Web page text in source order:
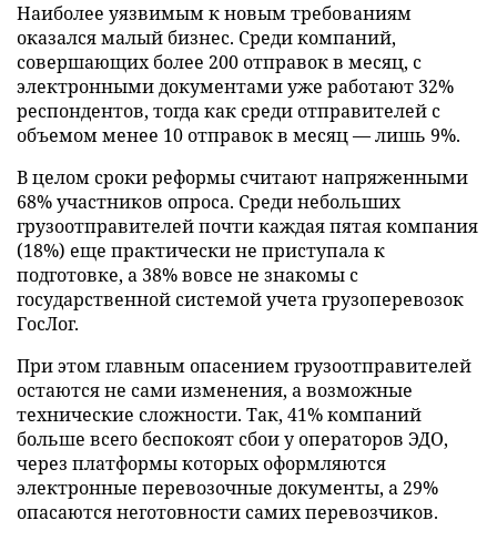
Наиболее уязвимым к новым требованиям
оказался малый бизнес. Среди компаний,
совершающих более 200 отправок в месяц, с
электронными документами уже работают 32%
респондентов, тогда как среди отправителей с
объемом менее 10 отправок в месяц — лишь 9%.
В целом сроки реформы считают напряженными
68% участников опроса. Среди небольших
грузоотправителей почти каждая пятая компания
(18%) еще практически не приступала к
подготовке, а 38% вовсе не знакомы с
государственной системой учета грузоперевозок
ГосЛог.
При этом главным опасением грузоотправителей
остаются не сами изменения, а возможные
технические сложности. Так, 41% компаний
больше всего беспокоят сбои у операторов ЭДО,
через платформы которых оформляются
электронные перевозочные документы, а 29%
опасаются неготовности самих перевозчиков.